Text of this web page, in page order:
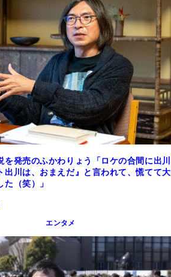
を発売のふかわりょう「ロケの合間に出川
出川は、おまえだ』と言われて、慌てて大
た（笑）」
エンタメ